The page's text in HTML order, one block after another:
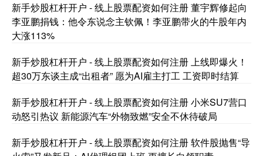
基金指数 7242.10 +12.30 +0.17%
新手炒股杠杆开户 - 线上股票配资如何注册 董宇辉修起向
李亚鹏捐钱：他令东说念主钦佩！李亚鹏带火的牛股年内
大涨113%
新手炒股杠杆开户 - 线上股票配资如何注册 上线即爆火！
超30万东谈主成“出租者” 愿为AI雇主打工 工资即时结算
新手炒股杠杆开户 - 线上股票配资如何注册 小米SU7营口
动怒引热议 新能源汽车“外物致燃”安全不休待破局
新手炒股杠杆开户 - 线上股票配资如何注册 软件股抛售“导